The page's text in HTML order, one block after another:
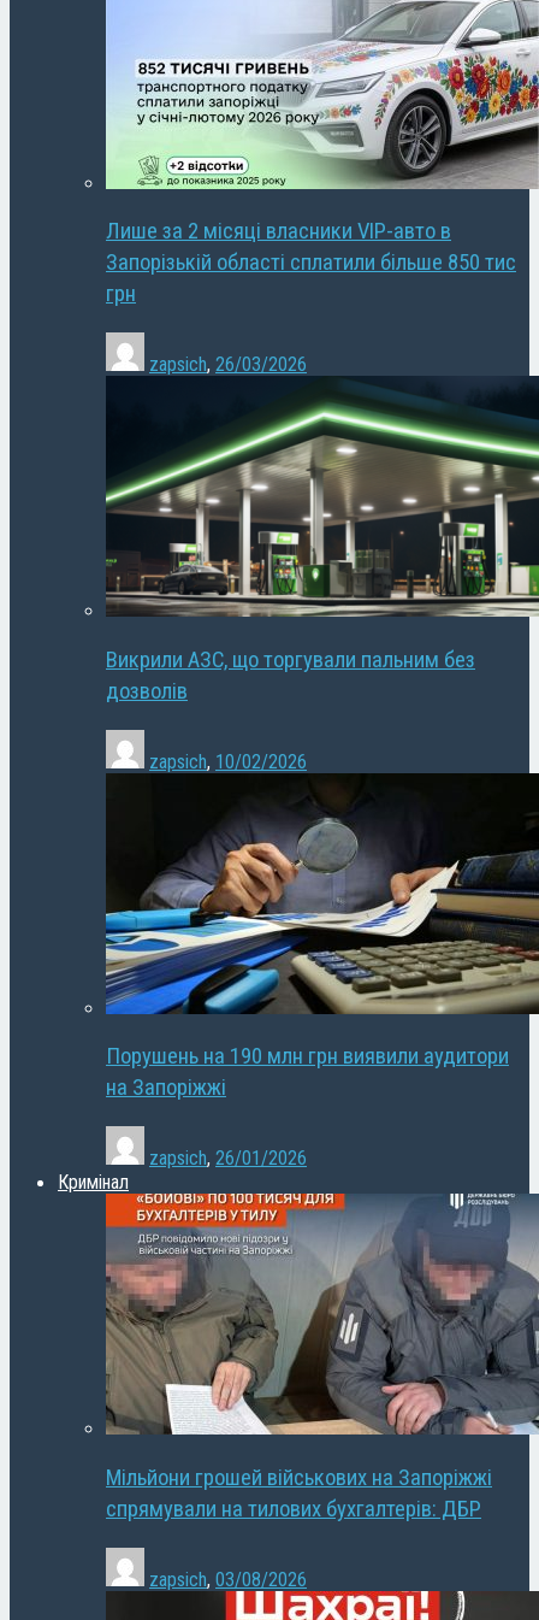
Лише за 2 місяці власники VIP-авто в
Запорізькій області сплатили більше 850 тис
грн
zapsich, 26/03/2026
Викрили АЗС, що торгували пальним без
дозволів
zapsich, 10/02/2026
Порушень на 190 млн грн виявили аудитори
на Запоріжжі
zapsich, 26/01/2026
Кримінал
Мільйони грошей військових на Запоріжжі
спрямували на тилових бухгалтерів: ДБР
zapsich, 03/08/2026